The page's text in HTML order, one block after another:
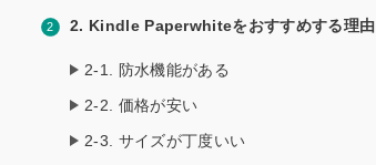
2. Kindle Paperwhiteをおすすめする理由
2-1. 防水機能がある
2-2. 価格が安い
2-3. サイズが丁度いい